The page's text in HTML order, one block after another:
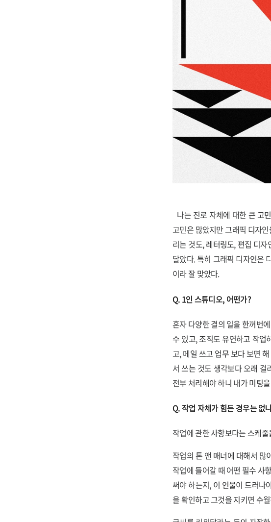
나는 진로 자체에 대한 큰 고
고민은 많았지만 그래픽 디자
리는 것도, 레터링도, 편집 디
달았다. 특히 그래픽 디자인은
이라 잘 맞았다.
Q. 1인 스튜디오, 어떤가?
혼자 다양한 결의 일을 한꺼번
수 있고, 조직도 유연하고 작업
고, 메일 쓰고 업무 보다 보면
서 쓰는 것도 생각보다 오래 걸
전부 처리해야 하니 내가 미팅
Q. 작업 자체가 힘든 경우는 없
작업에 관한 사항보다는 스케
작업의 톤 앤 매너에 대해서 많
작업에 들어갈 때 어떤 필수 사
써야 하는지, 이 인물이 드러나
을 확인하고 그것을 지키면 수